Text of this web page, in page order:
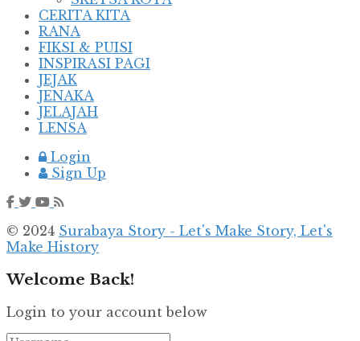
CERITA KITA
RANA
FIKSI & PUISI
INSPIRASI PAGI
JEJAK
JENAKA
JELAJAH
LENSA
Login
Sign Up
© 2024 Surabaya Story - Let's Make Story, Let's
Make History
Welcome Back!
Login to your account below